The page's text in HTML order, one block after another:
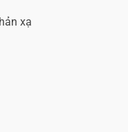
xạ